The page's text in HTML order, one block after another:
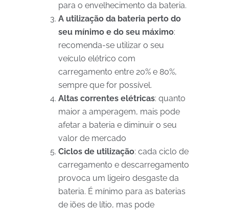
para o envelhecimento da bateria.
A utilização da bateria perto do
seu mínimo e do seu máximo:
recomenda-se utilizar o seu
veículo elétrico com
carregamento entre 20% e 80%,
sempre que for possível.
Altas correntes elétricas: quanto
maior a amperagem, mais pode
afetar a bateria e diminuir o seu
valor de mercado
Ciclos de utilização: cada ciclo de
carregamento e descarregamento
provoca um ligeiro desgaste da
bateria. É mínimo para as baterias
de iões de lítio, mas pode